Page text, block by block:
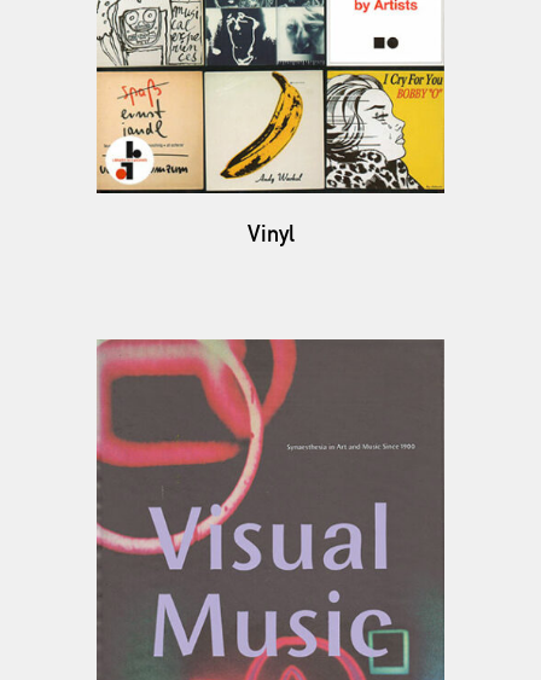
Vinyl